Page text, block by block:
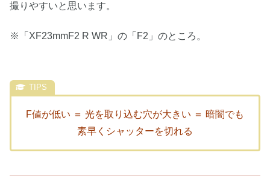
撮りやすいと思います。
※「XF23mmF2 R WR」の「F2」のところ。
F値が低い ＝ 光を取り込む穴が大きい ＝ 暗闇でも
素早くシャッターを切れる